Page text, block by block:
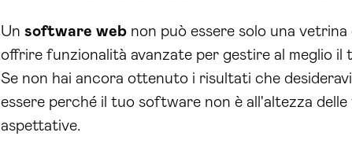
Un software web non può essere solo una vetrina
offrire funzionalità avanzate per gestire al meglio il
Se non hai ancora ottenuto i risultati che
essere perché il tuo software non è all'altezza delle
aspettative.